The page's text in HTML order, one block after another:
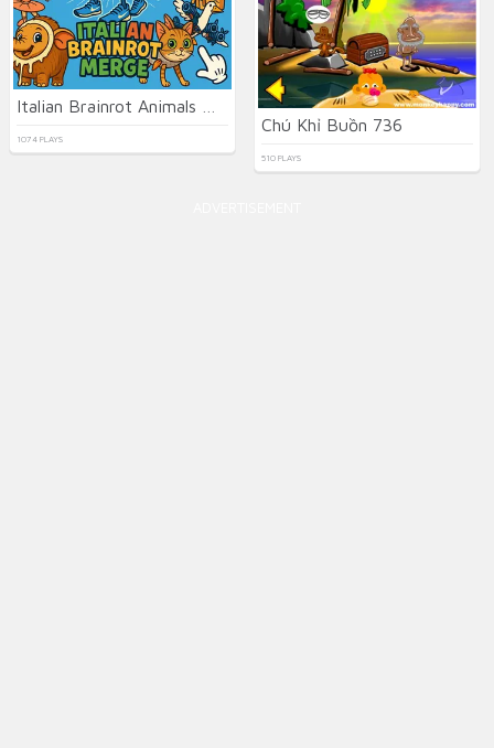
1074 PLAYS
Chú Khỉ Buồn 736
510 PLAYS